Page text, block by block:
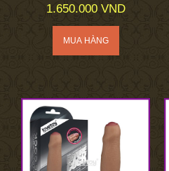
1.650.000 VND